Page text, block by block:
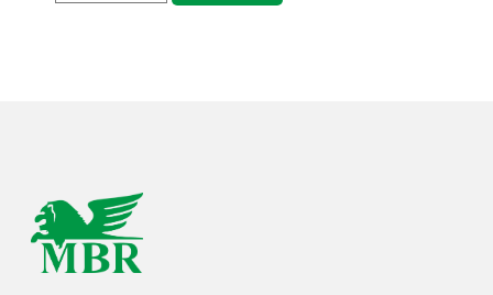
Кордиалы, Сиропы, Основы
Напитки
Продукты питания